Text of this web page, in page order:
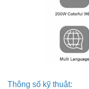
Thông số kỹ thuật: